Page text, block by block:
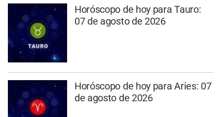
Horóscopo de hoy para Tauro:
07 de agosto de 2026
Horóscopo de hoy para Aries: 07
de agosto de 2026